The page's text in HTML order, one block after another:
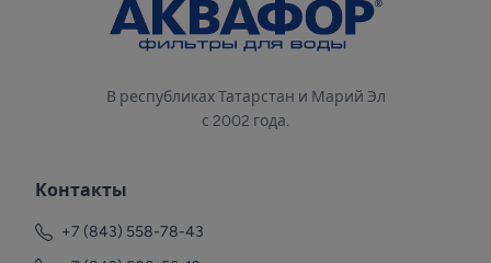
В республиках Татарстан и Марий Эл
с 2002 года.
Контакты
+7 (843) 558-78-43